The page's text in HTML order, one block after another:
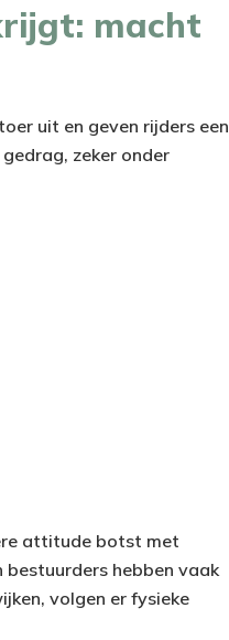
macht
uit en geven rijders een
zeker onder
attitude botst met
bestuurders hebben vaak
volgen er fysieke